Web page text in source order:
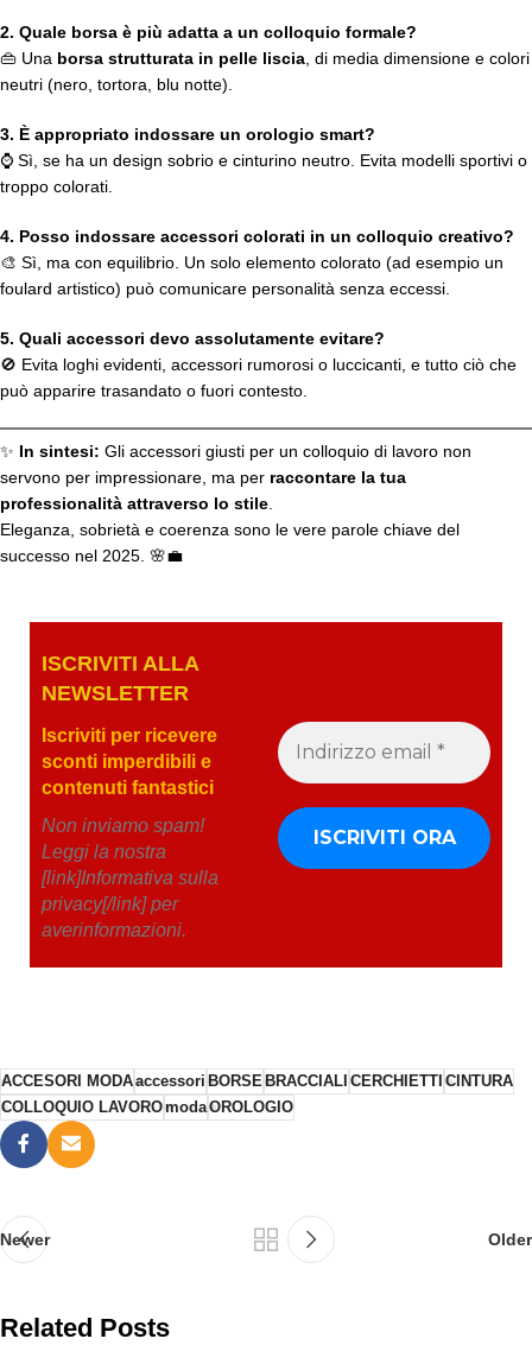
2. Quale borsa è più adatta a un colloquio formale?
👜 Una borsa strutturata in pelle liscia , di media dimensione e colori
neutri (nero, tortora, blu notte).
3. È appropriato indossare un orologio smart?
⌚ Sì, se ha un design sobrio e cinturino neutro. Evita modelli sportivi o
troppo colorati.
4. Posso indossare accessori colorati in un colloquio creativo?
🎨 Sì, ma con equilibrio. Un solo elemento colorato (ad esempio un
foulard artistico) può comunicare personalità senza eccessi.
5. Quali accessori devo assolutamente evitare?
🚫 Evita loghi evidenti, accessori rumorosi o luccicanti, e tutto ciò che
può apparire trasandato o fuori contesto.
✨ In sintesi: Gli accessori giusti per un colloquio di lavoro non
servono per impressionare, ma per raccontare la tua
professionalità attraverso lo stile
Eleganza, sobrietà e coerenza sono le vere parole chiave del
successo nel 2025. 🌸💼
ISCRIVITI ALLA
NEWSLETTER
Iscriviti per ricevere
sconti imperdibili e
contenuti fantastici
Non inviamo spam!
Leggi la nostra
[link]Informativa sulla
privacy[/link] per
averinformazioni.
ACCESORI MODAaccessori BORSEBRACCIALI CERCHIETTI CINTURA
COLLOQUIO LAVOROmodaOROLOGIO
Newer Older
Related Posts